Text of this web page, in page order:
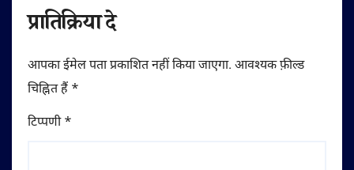
प्रातिक्रिया दे
आपका ईमेल पता प्रकाशित नहीं किया जाएगा. आवश्यक फ़ील्ड
चिह्नित हैं *
टिप्पणी*